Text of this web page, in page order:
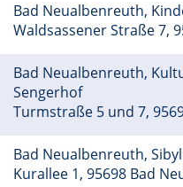
Bad Neualbenreuth,
Waldsassener Straße 7,
Bad Neualbenreuth,
Sengerhof
Turmstraße 5 und 7,
Bad Neualbenreuth,
Kurallee 1, 95698 Bad